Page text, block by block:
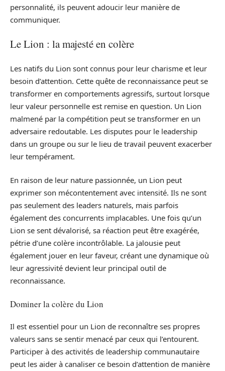
personnalité, ils peuvent adoucir leur manière de
communiquer.
Le Lion : la majesté en colère
Les natifs du Lion sont connus pour leur charisme et leur
besoin d’attention. Cette quête de reconnaissance peut se
transformer en comportements agressifs, surtout lorsque
leur valeur personnelle est remise en question. Un Lion
malmené par la compétition peut se transformer en un
adversaire redoutable. Les disputes pour le leadership
dans un groupe ou sur le lieu de travail peuvent exacerber
leur tempérament.
En raison de leur nature passionnée, un Lion peut
exprimer son mécontentement avec intensité. Ils ne sont
pas seulement des leaders naturels, mais parfois
également des concurrents implacables. Une fois qu’un
Lion se sent dévalorisé, sa réaction peut être exagérée,
pétrie d’une colère incontrôlable. La jalousie peut
également jouer en leur faveur, créant une dynamique où
leur agressivité devient leur principal outil de
reconnaissance.
Dominer la colère du Lion
Il est essentiel pour un Lion de reconnaître ses propres
valeurs sans se sentir menacé par ceux qui l’entourent.
Participer à des activités de leadership communautaire
peut les aider à canaliser ce besoin d’attention de manière